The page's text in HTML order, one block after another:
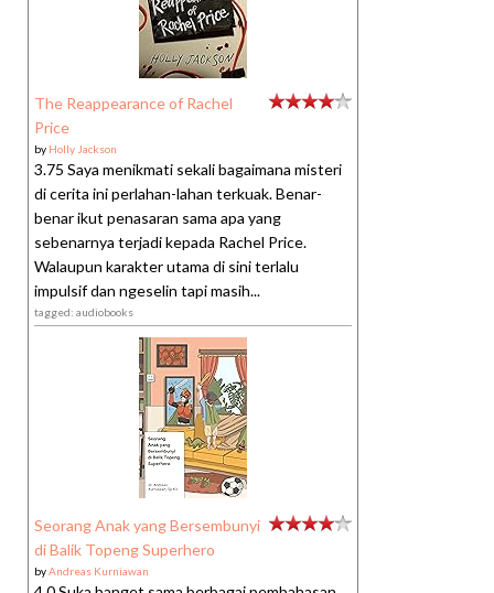
The Reappearance of Rachel
Price
by Holly Jackson
3.75 Saya menikmati sekali bagaimana misteri
di cerita ini perlahan-lahan terkuak. Benar-
benar ikut penasaran sama apa yang
sebenarnya terjadi kepada Rachel Price.
Walaupun karakter utama di sini terlalu
impulsif dan ngeselin tapi masih...
tagged: audiobooks
Seorang Anak yang Bersembunyi
di Balik Topeng Superhero
byAndreas Kurniawan